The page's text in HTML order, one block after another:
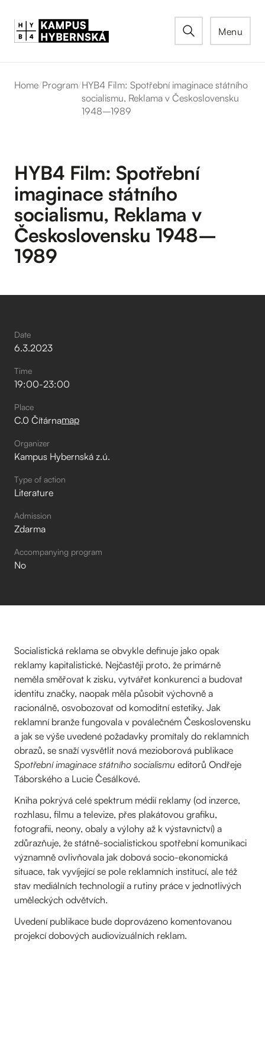
Menu
Home/Program/HYB4 Film: Spotřební imaginace státního
socialismu, Reklama v Československu
1948–1989
HYB4 Film: Spotřební
imaginace státního
socialismu, Reklama v
Československu 1948–
1989
Date
6.3.2023
Time
19:00-23:00
Place
C.0 Čítárnamap
Organizer
Kampus Hybernská z.ú.
Type of action
Literature
Admission
Zdarma
Accompanying program
No
Socialistická reklama se obvykle definuje jako opak
reklamy kapitalistické. Nejčastěji proto, že primárně
neměla směřovat k zisku, vytvářet konkurenci a budovat
identitu značky, naopak měla působit výchovně a
racionálně, osvobozovat od komoditní estetiky. Jak
reklamní branže fungovala v poválečném Československu
a jak se výše uvedené požadavky promítaly do reklamních
obrazů, se snaží vysvětlit nová mezioborová publikace
Spotřební imaginace státního socialismu editorů Ondřeje
Táborského a Lucie Česálkové.
Kniha pokrývá celé spektrum médií reklamy (od inzerce,
rozhlasu, filmu a televize, přes plakátovou grafiku,
fotografii, neony, obaly a výlohy až k výstavnictví) a
zdůrazňuje, že státně-socialistickou spotřební komunikaci
významně ovlivňovala jak dobová socio-ekonomická
situace, tak vyvíjející se pole reklamních institucí, ale též
stav mediálních technologií a rutiny práce v jednotlivých
uměleckých odvětvích.
Uvedení publikace bude doprovázeno komentovanou
projekcí dobových audiovizuálních reklam.